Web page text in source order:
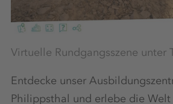
Virtuelle Rundgangsszene unter
Entdecke unser
Philippsthal und erlebe die Welt